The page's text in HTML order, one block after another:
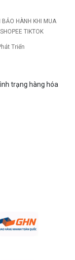
BẢO HÀNH KHI MUA
TIKTOK
Triển
trạng hàng hóa